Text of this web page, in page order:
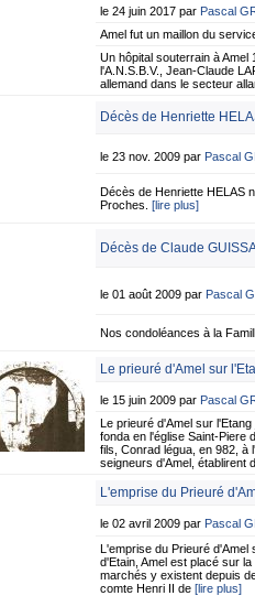
le 24 juin 2017 par Pascal
Amel fut un maillon du
Un hôpital souterrain à Amel
l'A.N.S.B.V., Jean-Claude
allemand dans le secteur
Décès de Henriette
le 23 nov. 2009 par Pascal
Décès de Henriette HELAS
Proches. [lire plus]
Décès de Claude
le 01 août 2009 par Pascal
Nos condoléances à la
Le prieuré d'Amel sur
le 15 juin 2009 par Pascal
Le prieuré d'Amel sur
fonda en l'église Saint-Piere
fils, Conrad légua, en 982,
seigneurs d'Amel, établirent
L'emprise du Prieuré
le 02 avril 2009 par Pascal
L'emprise du Prieuré d'Amel
d'Etain, Amel est placé sur
marchés y existent depuis
comte Henri II de [lire plus]